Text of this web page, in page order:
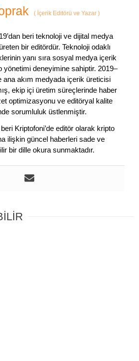
(İçerik Editörü ve Yazar )
beri teknoloji ve dijital medya
bir editördür. Teknoloji odaklı
yanı sıra sosyal medya içerik
yönetimi deneyimine sahiptir. 2019–
ana akım medyada içerik üreticisi
ekip içi üretim süreçlerinde haber
optimizasyonu ve editöryal kalite
sorumluluk üstlenmiştir.
Kriptofoni’de editör olarak kripto
ilişkin güncel haberleri sade ve
bir dille okura sunmaktadır.